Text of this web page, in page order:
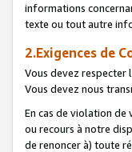
informations
texte ou tout autre
2.Exigences de
Vous devez respecter
Vous devez nous
En cas de violation de
ou recours à notre
de renoncer à) toute